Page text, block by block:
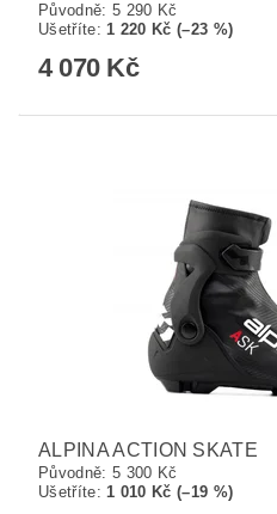
Původně: 5 290 Kč
Ušetříte:1 220 Kč (–23 %)
4 070 Kč
ALPINA ACTION SKATE
Původně: 5 300 Kč
Ušetříte:1 010 Kč (–19 %)